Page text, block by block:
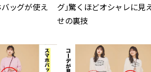
バッグが使え
グ」驚くほどオシャレに見
せの裏技
Jul, 30, 2026
ヘア？今支持されている理由っ
て？ | CLASSY.[クラッシィ]